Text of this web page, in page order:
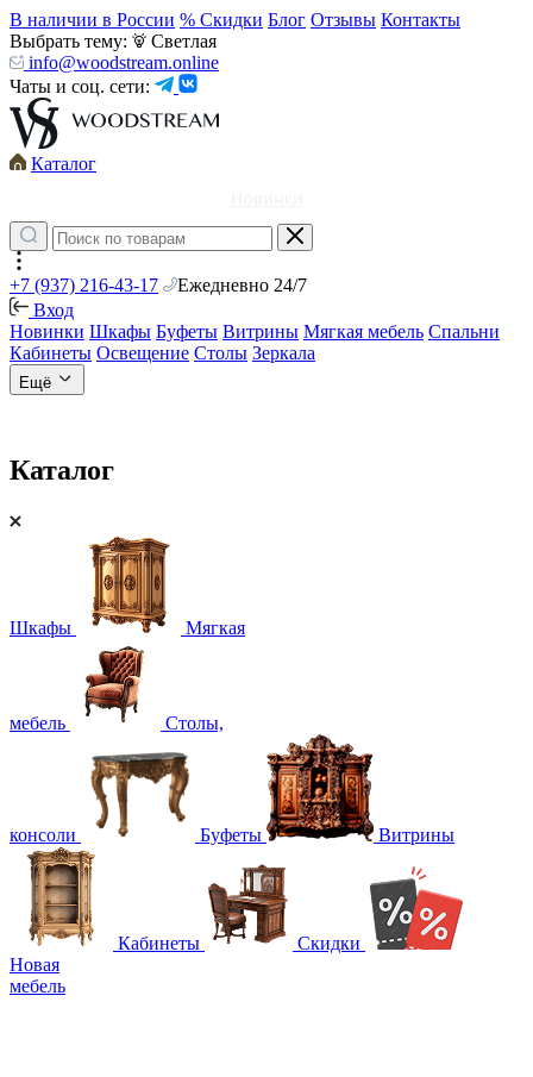
В наличии в России % Скидки Блог Отзывы Контакты
Выбрать тему:
Светлая
info@woodstream.online
Чаты и соц. сети:
Каталог
+7 (937) 216-43-17
Ежедневно 24/7
Вход
Новинки Шкафы Буфеты Витрины Мягкая мебель Спальни
Кабинеты Освещение Столы Зеркала
Ещё
Каталог
Шкафы Мягкая
мебель Столы,
консоли Буфеты Витрины
Кабинеты
Скидки
Новая
мебель